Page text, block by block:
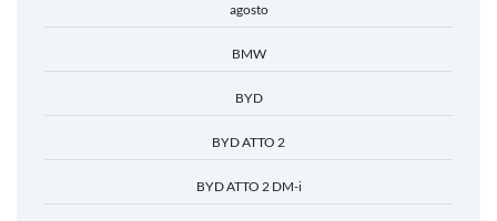
agosto
BMW
BYD
BYD ATTO 2
BYD ATTO 2 DM-i